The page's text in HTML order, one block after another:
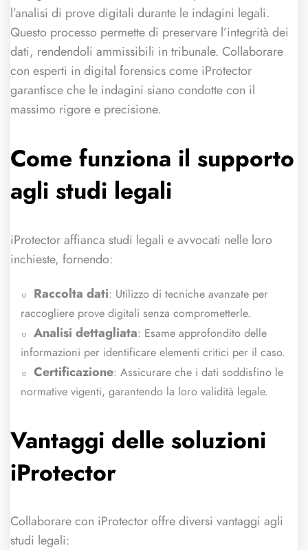
l’analisi di prove digitali durante le indagini legali.
Questo processo permette di preservare l’integrità dei
dati, rendendoli ammissibili in tribunale. Collaborare
con esperti in digital forensics come iProtector
garantisce che le indagini siano condotte con il
massimo rigore e precisione.
Come funziona il supporto
agli studi legali
iProtector affianca studi legali e avvocati nelle loro
inchieste, fornendo:
Raccolta dati: Utilizzo di tecniche avanzate per
raccogliere prove digitali senza comprometterle.
Analisi dettagliata: Esame approfondito delle
informazioni per identificare elementi critici per il caso.
Certificazione: Assicurare che i dati soddisfino le
normative vigenti, garantendo la loro validità legale.
Vantaggi delle soluzioni
iProtector
Collaborare con iProtector offre diversi vantaggi agli
studi legali: